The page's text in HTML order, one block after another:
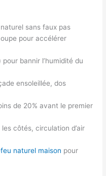
sans faux pas
pour accélérer
bannir l’humidité du
ensoleillée, dos
de 20% avant le premier
les côtés, circulation d’air
naturel maison pour